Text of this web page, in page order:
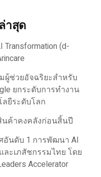
าสุด
(d-
ผู้ช่วยอัจฉริยะสำหรับ
ยกระดับการทำงาน
ยีระดับโลก
นค้าคงคลังก่อนสิ้นปี
อันดับ 1 การพัฒนา AI
ะเภสัชกรรมไทย โดย
Accelerator